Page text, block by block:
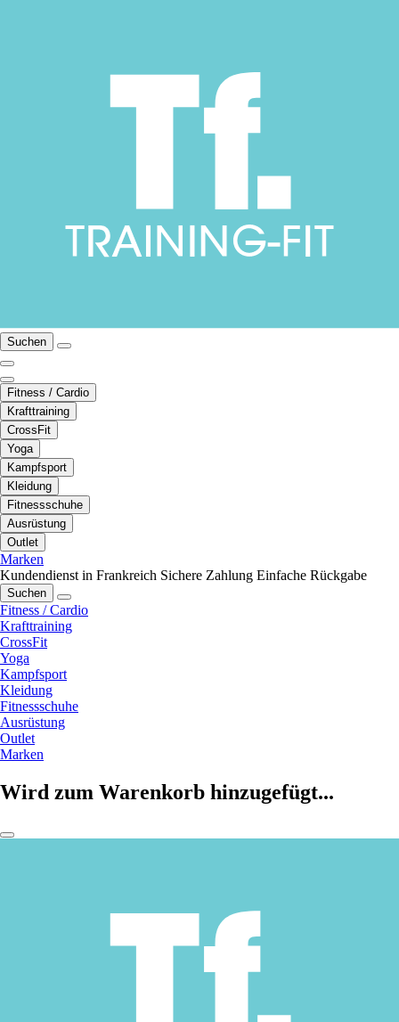
Suchen
Fitness / Cardio
Krafttraining
CrossFit
Yoga
Kampfsport
Kleidung
Fitnessschuhe
Ausrüstung
Outlet
Marken
Kundendienst in Frankreich Sichere Zahlung Einfache Rückgabe
Suchen
Fitness / Cardio
Krafttraining
CrossFit
Yoga
Kampfsport
Kleidung
Fitnessschuhe
Ausrüstung
Outlet
Marken
Wird zum Warenkorb hinzugefügt...